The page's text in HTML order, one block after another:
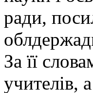
ради,
За її
учителів,